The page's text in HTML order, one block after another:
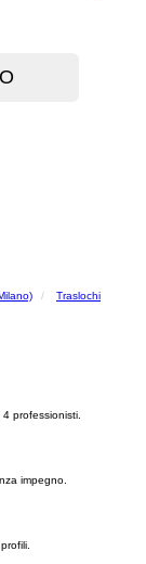
Traslochi
professionisti.
impegno.